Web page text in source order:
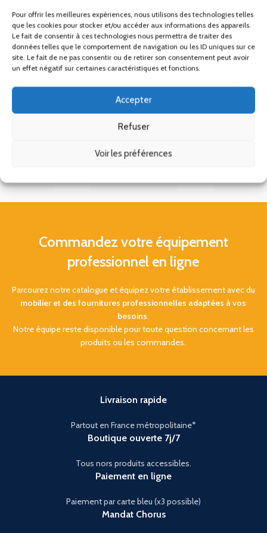
Pour offrir les meilleures expériences, nous utilisons des technologies telles
que les cookies pour stocker et/ou accéder aux informations des appareils.
Le fait de consentir à ces technologies nous permettra de traiter des
données telles que le comportement de navigation ou les ID uniques sur ce
site. Le fait de ne pas consentir ou de retirer son consentement peut avoir
un effet négatif sur certaines caractéristiques et fonctions.
Accepter
Refuser
Voir les préférences
Commandez votre équipement
professionnel en ligne
Parcourez notre catalogue et équipez votre établissement avec du
mobilier et des fournitures professionnelles adaptées à vos
besoins.
Notre équipe reste disponible pour toute question concernant les
produits ou les commandes.
Livraison rapide
Partout en France métropolitaine*
Boutique ouverte 7j/7
Tous nors produits accessibles.
Paiement en ligne
Paiement par carte bleu (x3 possible)
Mandat Chorus